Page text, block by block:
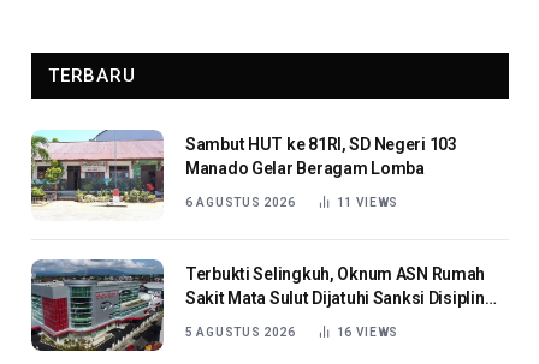
TERBARU
Sambut HUT ke 81RI, SD Negeri 103
Manado Gelar Beragam Lomba
6 AGUSTUS 2026 11 VIEWS
Terbukti Selingkuh, Oknum ASN Rumah
Sakit Mata Sulut Dijatuhi Sanksi Disiplin
Berat
5 AGUSTUS 2026 16 VIEWS